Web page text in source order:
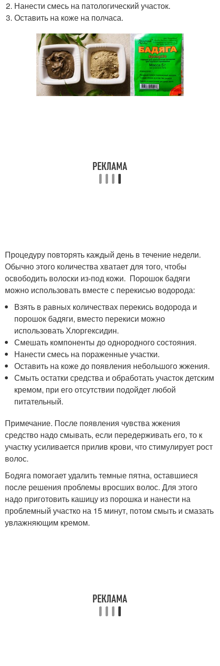
Нанести смесь на патологический участок.
Оставить на коже на полчаса.
Процедуру повторять каждый день в течение недели.
Обычно этого количества хватает для того, чтобы
освободить волоски из-под кожи. Порошок бадяги
можно использовать вместе с перекисью водорода:
Взять в равных количествах перекись водорода и
порошок бадяги, вместо перекиси можно
использовать Хлоргексидин.
Смешать компоненты до однородного состояния.
Нанести смесь на пораженные участки.
Оставить на коже до появления небольшого жжения.
Смыть остатки средства и обработать участок детским
кремом, при его отсутствии подойдет любой
питательный.
Примечание. После появления чувства жжения
средство надо смывать, если передерживать его, то к
участку усиливается прилив крови, что стимулирует рост
волос.
Бодяга помогает удалить темные пятна, оставшиеся
после решения проблемы вросших волос. Для этого
надо приготовить кашицу из порошка и нанести на
проблемный участко на 15 минут, потом смыть и смазать
увлажняющим кремом.